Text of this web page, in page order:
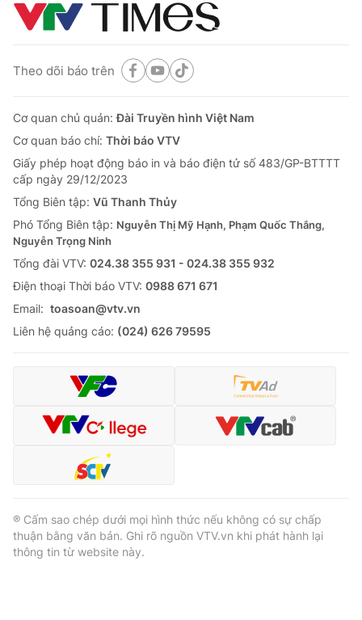
Theo dõi báo trên
Cơ quan chủ quản:Đài Truyền hình Việt Nam
Cơ quan báo chí: Thời báo VTV
Giấy phép hoạt động báo in và báo điện tử số 483/GP-BTTTT
cấp ngày 29/12/2023
Tổng Biên tập: Vũ Thanh Thủy
Phó Tổng Biên tập: Nguyễn Thị Mỹ Hạnh, Phạm Quốc Thắng,
Nguyễn Trọng Ninh
Tổng đài VTV: 024.38 355 931 - 024.38 355 932
Ðiện thoại Thời báo VTV: 0988 671 671
Email: toasoan@vtv.vn
Liên hệ quảng cáo: (024) 626 79595
® Cấm sao chép dưới mọi hình thức nếu không có sự chấp
thuận bằng văn bản. Ghi rõ nguồn VTV.vn khi phát hành lại
thông tin từ website này.